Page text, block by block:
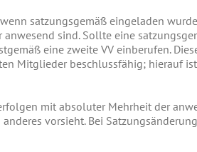
satzungsgemäß eingeladen
sind. Sollte eine
eine zweite VV einberufen.
Mitglieder beschlussfähig; hierauf
mit absoluter Mehrheit der
vorsieht. Bei